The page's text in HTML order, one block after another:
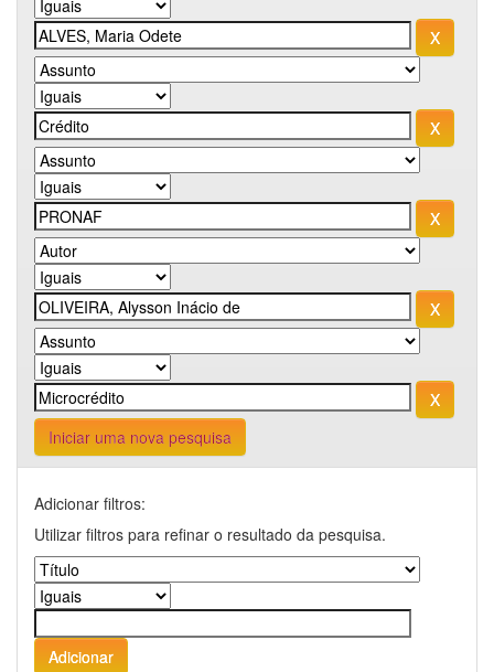
Iniciar uma nova pesquisa
Adicionar filtros:
Utilizar filtros para refinar o resultado da pesquisa.